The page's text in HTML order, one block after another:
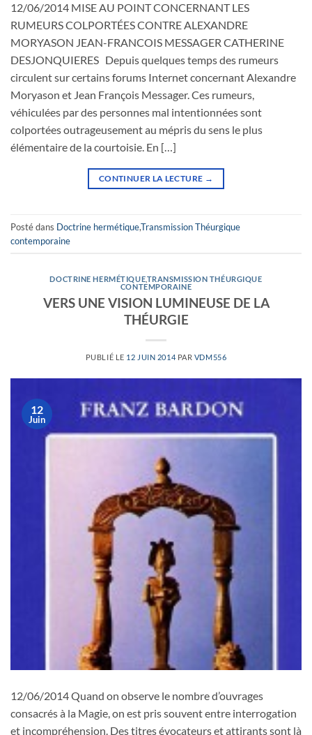
12/06/2014 MISE AU POINT CONCERNANT LES
RUMEURS COLPORTÉES CONTRE ALEXANDRE
MORYASON JEAN-FRANCOIS MESSAGER CATHERINE
DESJONQUIERES Depuis quelques temps des rumeurs
circulent sur certains forums Internet concernant Alexandre
Moryason et Jean François Messager. Ces rumeurs,
véhiculées par des personnes mal intentionnées sont
colportées outrageusement au mépris du sens le plus
élémentaire de la courtoisie. En […]
CONTINUER LA LECTURE →
Posté dans Doctrine hermétique,Transmission Théurgique
contemporaine
DOCTRINE HERMÉTIQUETRANSMISSION THÉURGIQUE
CONTEMPORAINE
VERS UNE VISION LUMINEUSE DE LA
THÉURGIE
PUBLIÉ LE 12 JUIN 2014 PAR VDM556
12
Juin
12/06/2014 Quand on observe le nombre d’ouvrages
consacrés à la Magie, on est pris souvent entre interrogation
et incompréhension. Des titres évocateurs et attirants sont là